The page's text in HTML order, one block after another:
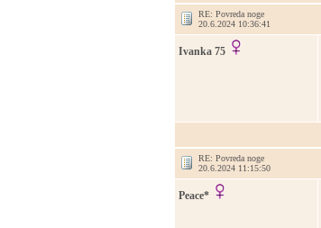
RE: Povreda noge
20.6.2024 10:36:41
Ivanka 75
RE: Povreda noge
20.6.2024 11:15:50
Peace*